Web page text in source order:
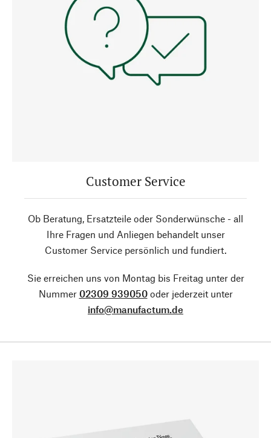
Customer Service
Ob Beratung, Ersatzteile oder Sonderwünsche - all
Ihre Fragen und Anliegen behandelt unser
Customer Service persönlich und fundiert.
Sie erreichen uns von Montag bis Freitag unter der
Nummer 02309 939050oder jederzeit unter
info@manufactum.de